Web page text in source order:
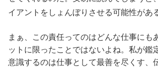
イアントをしょんぼりさせる可能性があ
まぁ、この責任ってのはどんな仕事にも
ットに限ったことではないよね。私が鑑
意識するのは仕事として最善を尽くす、